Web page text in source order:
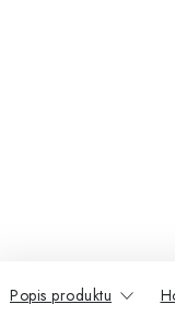
Popis produktu